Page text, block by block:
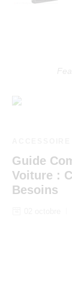
Guide
Voiture :
Besoins